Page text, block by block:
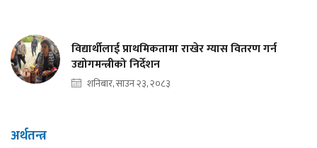
विद्यार्थीलाई प्राथमिकतामा राखेर ग्यास वितरण गर्न
उद्योगमन्त्रीको निर्देशन
शनिबार, साउन २३, २०८३
अर्थतन्त्र